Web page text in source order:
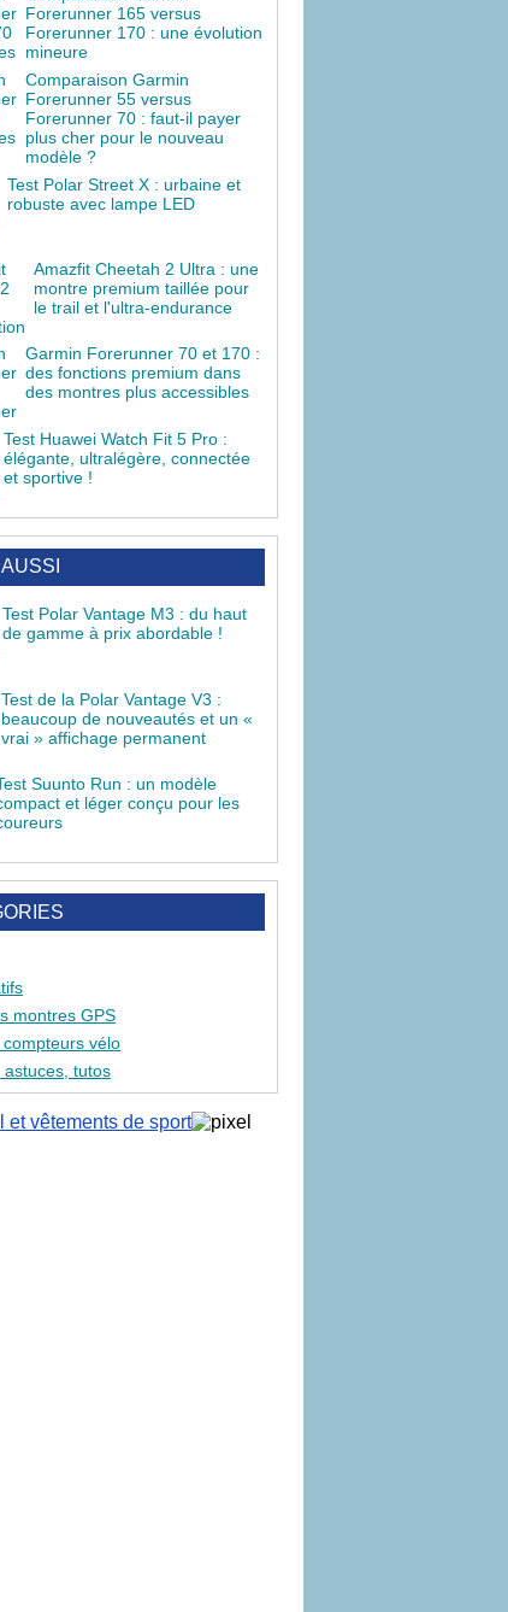
Forerunner 165 versus
Forerunner 170 : une évolution
mineure
Comparaison Garmin
Forerunner 55 versus
Forerunner 70 : faut-il payer
plus cher pour le nouveau
modèle ?
Test Polar Street X : urbaine et
robuste avec lampe LED
Amazfit Cheetah 2 Ultra : une
montre premium taillée pour
le trail et l'ultra-endurance
Garmin Forerunner 70 et 170 :
des fonctions premium dans
des montres plus accessibles
Test Huawei Watch Fit 5 Pro :
élégante, ultralégère, connectée
et sportive !
Test Polar Vantage M3 : du haut
de gamme à prix abordable !
Test de la Polar Vantage V3 :
beaucoup de nouveautés et un «
vrai » affichage permanent
Suunto Run : un modèle
et léger conçu pour les
montres GPS
compteurs vélo
astuces, tutos